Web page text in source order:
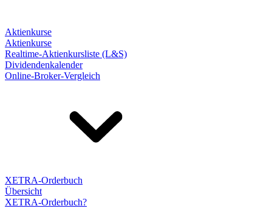
Aktienkurse
Aktienkurse
Realtime-Aktienkursliste (L&S)
Dividendenkalender
Online-Broker-Vergleich
XETRA-Orderbuch
Übersicht
XETRA-Orderbuch?